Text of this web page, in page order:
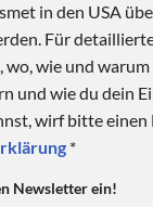
in den USA
Für
wie und
und wie du dein
wirf bitte einen
*
Newsletter ein!